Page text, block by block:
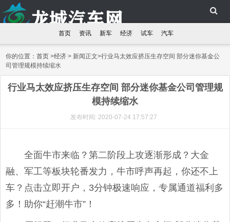
首页 资讯 新车 经济 试车 汽车
你的位置：首页 >经济 > 新闻正文>行业马太效应挤压生存空间 部分迷你基金公
司管理规模持续缩水
行业马太效应挤压生存空间 部分迷你基金公司管理规
模持续缩水
发布时间: 2020-07-24 17:57:27
全面牛市来临？第二阶段上攻逐渐形成？大金
融、军工等板块轮番发力，牛市呼声再起，你还不上
车？点击立即开户，3分钟极速响应，专属通道福利多
多！助你“赶潮牛市”！